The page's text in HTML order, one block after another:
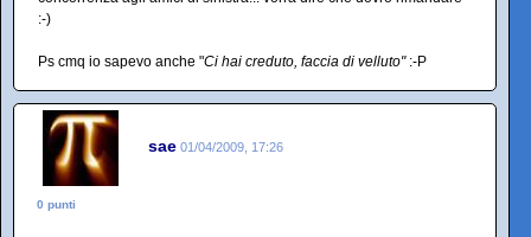
:-)
Ps cmq io sapevo anche "Ci hai creduto, faccia di velluto" :-P
sae 01/04/2009, 17:26
0 punti